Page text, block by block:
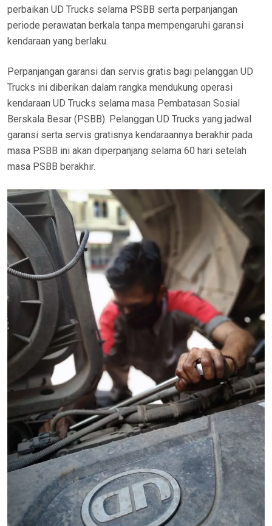
perbaikan UD Trucks selama PSBB serta perpanjangan
periode perawatan berkala tanpa mempengaruhi garansi
kendaraan yang berlaku.
Perpanjangan garansi dan servis gratis bagi pelanggan UD
Trucks ini diberikan dalam rangka mendukung operasi
kendaraan UD Trucks selama masa Pembatasan Sosial
Berskala Besar (PSBB). Pelanggan UD Trucks yang jadwal
garansi serta servis gratisnya kendaraannya berakhir pada
masa PSBB ini akan diperpanjang selama 60 hari setelah
masa PSBB berakhir.